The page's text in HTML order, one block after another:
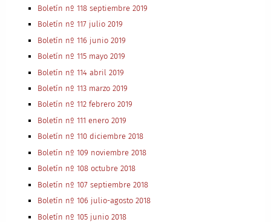
Boletín nº 118 septiembre 2019
Boletín nº 117 julio 2019
Boletín nº 116 junio 2019
Boletín nº 115 mayo 2019
Boletín nº 114 abril 2019
Boletín nº 113 marzo 2019
Boletín nº 112 febrero 2019
Boletín nº 111 enero 2019
Boletín nº 110 diciembre 2018
Boletín nº 109 noviembre 2018
Boletín nº 108 octubre 2018
Boletín nº 107 septiembre 2018
Boletín nº 106 julio-agosto 2018
Boletín nº 105 junio 2018